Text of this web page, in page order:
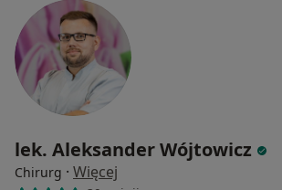
lek. Aleksander Wójtowicz
Chirurg · Więcej